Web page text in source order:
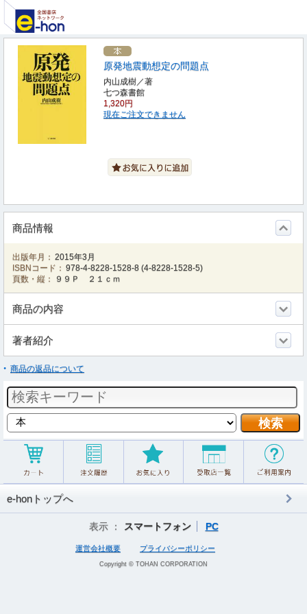
原発地震動想定の問題点
内山成樹／著
七つ森書館
1,320円
現在ご注文できません
商品情報
出版年月： 2015年3月
ISBNコード： 978-4-8228-1528-8 (4-8228-1528-5)
頁数・縦：
９９Ｐ ２１ｃｍ
商品の内容
著者紹介
商品の返品について
e-honトップへ
表示 ： スマートフォン PC
運営会社概要 プライバシーポリシー
Copyright © TOHAN CORPORATION